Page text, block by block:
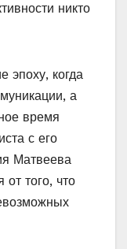
никто
эпоху, когда
а
время
с его
Матвеева
того, что